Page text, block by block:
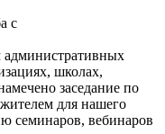
с
школах,
заседание по
для нашего
семинаров, вебинаров